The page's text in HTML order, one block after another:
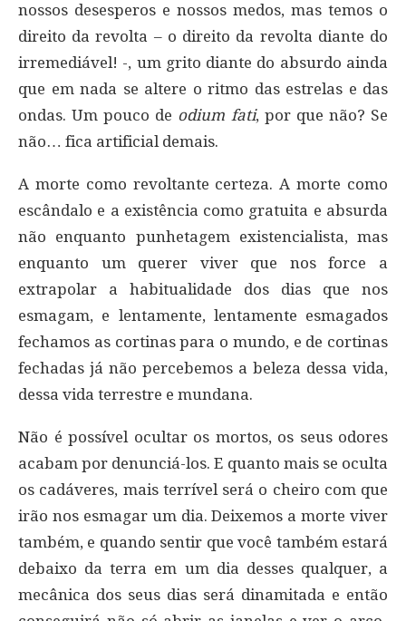
nossos desesperos e nossos medos, mas temos o
direito da revolta – o direito da revolta diante do
irremediável! -, um grito diante do absurdo ainda
que em nada se altere o ritmo das estrelas e das
ondas. Um pouco de odium fati, por que não? Se
não… fica artificial demais.
A morte como revoltante certeza. A morte como
escândalo e a existência como gratuita e absurda
não enquanto punhetagem existencialista, mas
enquanto um querer viver que nos force a
extrapolar a habitualidade dos dias que nos
esmagam, e lentamente, lentamente esmagados
fechamos as cortinas para o mundo, e de cortinas
fechadas já não percebemos a beleza dessa vida,
dessa vida terrestre e mundana.
Não é possível ocultar os mortos, os seus odores
acabam por denunciá-los. E quanto mais se oculta
os cadáveres, mais terrível será o cheiro com que
irão nos esmagar um dia. Deixemos a morte viver
também, e quando sentir que você também estará
debaixo da terra em um dia desses qualquer, a
mecânica dos seus dias será dinamitada e então